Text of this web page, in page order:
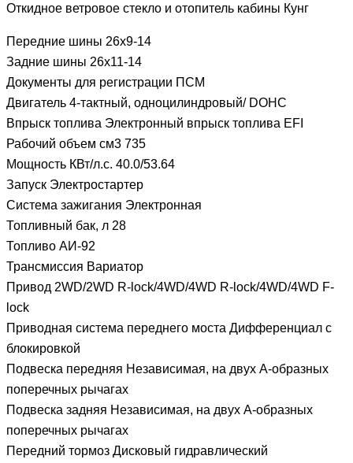
Откидное ветровое стекло и отопитель кабины Кунг
Передние шины 26х9-14
Задние шины 26х11-14
Документы для регистрации ПСМ
Двигатель 4-тактный, одноцилиндровый/ DOHC
Впрыск топлива Электронный впрыск топлива EFI
Рабочий объем см3 735
Мощность КВт/л.с. 40.0/53.64
Запуск Электростартер
Система зажигания Электронная
Топливный бак, л 28
Топливо АИ-92
Трансмиссия Вариатор
Привод 2WD/2WD R-lock/4WD/4WD R-lock/4WD/4WD F-
lock
Приводная система переднего моста Дифференциал с
блокировкой
Подвеска передняя Независимая, на двух А-образных
поперечных рычагах
Подвеска задняя Независимая, на двух А-образных
поперечных рычагах
Передний тормоз Дисковый гидравлический